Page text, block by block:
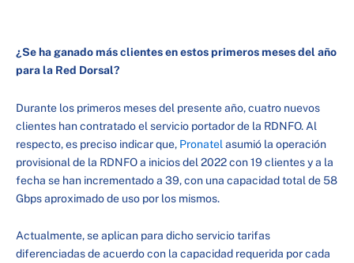
¿Se ha ganado más clientes en estos primeros meses del año
para la Red Dorsal?
Durante los primeros meses del presente año, cuatro nuevos
clientes han contratado el servicio portador de la RDNFO. Al
respecto, es preciso indicar que, Pronatel asumió la operación
provisional de la RDNFO a inicios del 2022 con 19 clientes y a la
fecha se han incrementado a 39, con una capacidad total de 58
Gbps aproximado de uso por los mismos.
Actualmente, se aplican para dicho servicio tarifas
diferenciadas de acuerdo con la capacidad requerida por cada